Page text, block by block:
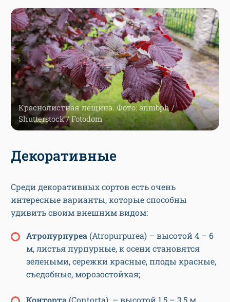
Краснолистная лещина. Фото: anmbph /
Shutterstock / Fotodom
Декоративные
Среди декоративных сортов есть очень
интересные варианты, которые способны
удивить своим внешним видом:
Атропурпуреа (Atropurpurea) – высотой 4 – 6
м, листья пурпурные, к осени становятся
зелеными, сережки красные, плоды красные,
съедобные, морозостойкая;
Конторта (Contorta) – высотой 1,5 – 3,5 м,